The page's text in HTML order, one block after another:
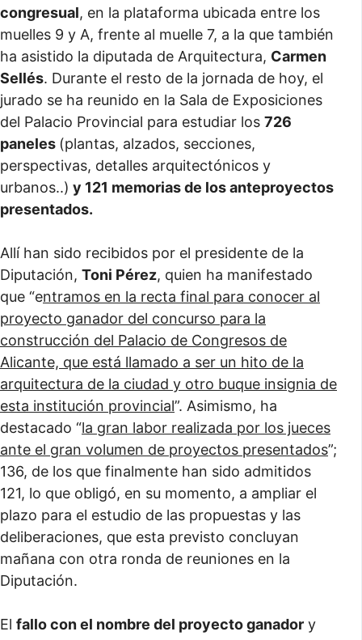
congresual, en la plataforma ubicada entre los
muelles 9 y A, frente al muelle 7, a la que también
ha asistido la diputada de Arquitectura, Carmen
Sellés. Durante el resto de la jornada de hoy, el
jurado se ha reunido en la Sala de Exposiciones
del Palacio Provincial para estudiar los 726
paneles (plantas, alzados, secciones,
perspectivas, detalles arquitectónicos y
urbanos..) y 121 memorias de los anteproyectos
presentados.
Allí han sido recibidos por el presidente de la
Diputación, Toni Pérez, quien ha manifestado
que “entramos en la recta final para conocer al
proyecto ganador del concurso para la
construcción del Palacio de Congresos de
Alicante, que está llamado a ser un hito de la
arquitectura de la ciudad y otro buque insignia de
esta institución provincial”. Asimismo, ha
destacado “la gran labor realizada por los jueces
ante el gran volumen de proyectos presentados”;
136, de los que finalmente han sido admitidos
121, lo que obligó, en su momento, a ampliar el
plazo para el estudio de las propuestas y las
deliberaciones, que esta previsto concluyan
mañana con otra ronda de reuniones en la
Diputación.
El fallo con el nombre del proyecto ganador y